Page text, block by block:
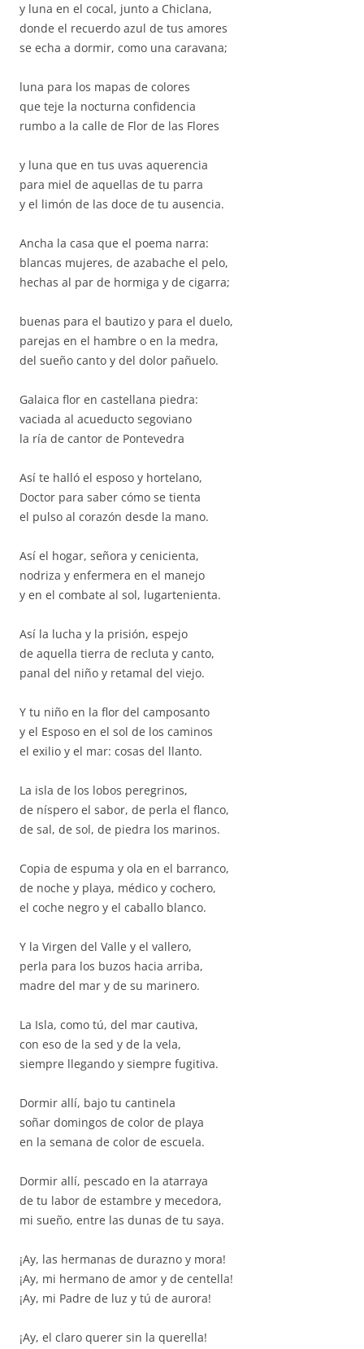
y luna en el cocal, junto a Chiclana,
donde el recuerdo azul de tus amores
se echa a dormir, como una caravana;
luna para los mapas de colores
que teje la nocturna confidencia
rumbo a la calle de Flor de las Flores
y luna que en tus uvas aquerencia
para miel de aquellas de tu parra
y el limón de las doce de tu ausencia.
Ancha la casa que el poema narra:
blancas mujeres, de azabache el pelo,
hechas al par de hormiga y de cigarra;
buenas para el bautizo y para el duelo,
parejas en el hambre o en la medra,
del sueño canto y del dolor pañuelo.
Galaica flor en castellana piedra:
vaciada al acueducto segoviano
la ría de cantor de Pontevedra
Así te halló el esposo y hortelano,
Doctor para saber cómo se tienta
el pulso al corazón desde la mano.
Así el hogar, señora y cenicienta,
nodriza y enfermera en el manejo
y en el combate al sol, lugartenienta.
Así la lucha y la prisión, espejo
de aquella tierra de recluta y canto,
panal del niño y retamal del viejo.
Y tu niño en la flor del camposanto
y el Esposo en el sol de los caminos
el exilio y el mar: cosas del llanto.
La isla de los lobos peregrinos,
de níspero el sabor, de perla el flanco,
de sal, de sol, de piedra los marinos.
Copia de espuma y ola en el barranco,
de noche y playa, médico y cochero,
el coche negro y el caballo blanco.
Y la Virgen del Valle y el vallero,
perla para los buzos hacia arriba,
madre del mar y de su marinero.
La Isla, como tú, del mar cautiva,
con eso de la sed y de la vela,
siempre llegando y siempre fugitiva.
Dormir allí, bajo tu cantinela
soñar domingos de color de playa
en la semana de color de escuela.
Dormir allí, pescado en la atarraya
de tu labor de estambre y mecedora,
mi sueño, entre las dunas de tu saya.
¡Ay, las hermanas de durazno y mora!
¡Ay, mi hermano de amor y de centella!
¡Ay, mi Padre de luz y tú de aurora!
¡Ay, el claro querer sin la querella!